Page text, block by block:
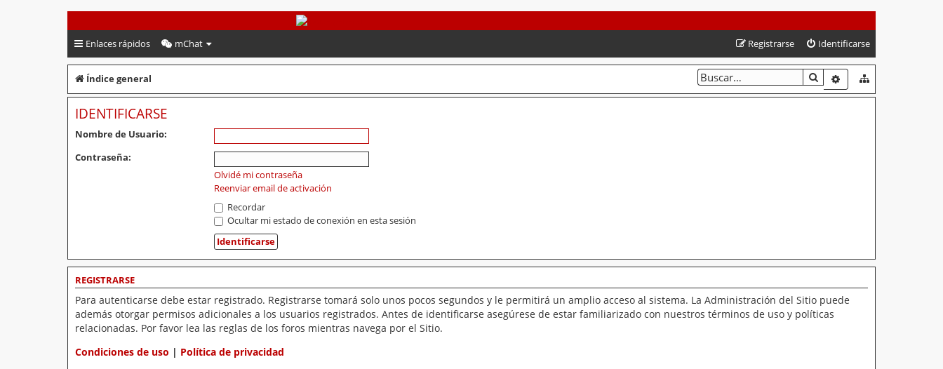
PeruVoley.com
Enlaces rápidos mChat Identificarse
Registrarse
Índice general BUSCARBÚSQUEDA
IDENTIFICARSE
Nombre de Usuario:
Contraseña:
Olvidé mi contraseña
Reenviar email de activación
Recordar
Ocultar mi estado de conexión en esta sesión
REGISTRARSE
Para autenticarse debe estar registrado. Registrarse tomará solo unos pocos segundos y le permitirá un amplio acceso al sistema. La Administración del Sitio puede
además otorgar permisos adicionales a los usuarios registrados. Antes de identificarse asegúrese de estar familiarizado con nuestros términos de uso y políticas
relacionadas. Por favor lea las reglas de los foros mientras navega por el Sitio.
Condiciones de uso | Política de privacidad